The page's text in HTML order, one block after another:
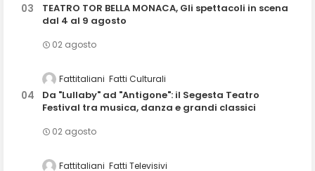
TEATRO TOR BELLA MONACA, Gli spettacoli in scena
dal 4 al 9 agosto
02 agosto
Fattitaliani Fatti Culturali
Da "Lullaby" ad "Antigone": il Segesta Teatro
Festival tra musica, danza e grandi classici
02 agosto
Fattitaliani Fatti Televisivi